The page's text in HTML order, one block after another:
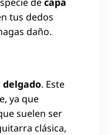
tus dedos
daño.
delgado. Este
ya que
suelen ser
clásica,